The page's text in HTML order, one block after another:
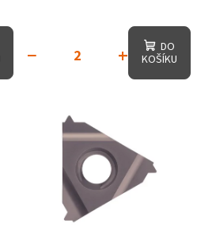
+
−
DO
KOŠÍKU